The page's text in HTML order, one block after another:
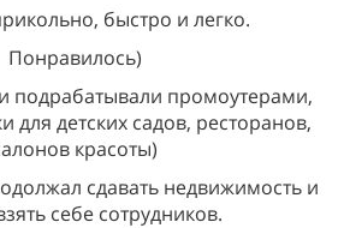
быстро и легко.
Понравилось)
подрабатывали промоутерами,
для детских садов, ресторанов,
красоты)
сдавать недвижимость и
себе сотрудников.